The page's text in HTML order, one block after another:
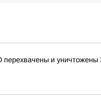
и уничтожены